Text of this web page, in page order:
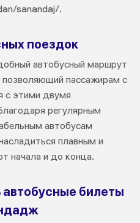
sanandaj/.
поездок
автобусный маршрут
пассажирам с
с этими двумя
регулярным
автобусам
плавным и
начала и до конца.
автобусные билеты